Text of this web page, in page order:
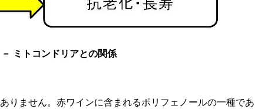
ミトコンドリアとの関係
りません。赤ワインに含まれるポリフェノールの一種であ